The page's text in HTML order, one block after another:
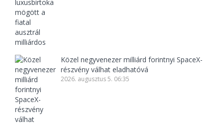
Közel negyvenezer milliárd forintnyi SpaceX-
részvény válhat eladhatóvá
2026. augusztus 5. 06:35